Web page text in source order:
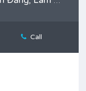
Call